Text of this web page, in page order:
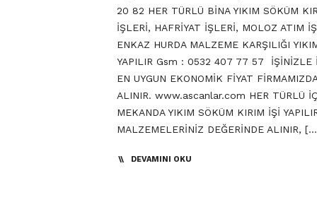
20 82 HER TÜRLÜ BİNA YIKIM SÖKÜM
İŞLERİ, HAFRİYAT İŞLERİ, MOLOZ ATIM
ENKAZ HURDA MALZEME KARŞILIĞI
YAPILIR Gsm : 0532 407 77 57 İŞİNİZLE
EN UYGUN EKONOMİK FİYAT
ALINIR. www.ascanlar.com HER TÜRLÜ
MEKANDA YIKIM SÖKÜM KIRIM İŞİ
MALZEMELERİNİZ DEĞERİNDE ALINIR,
DEVAMINI OKU